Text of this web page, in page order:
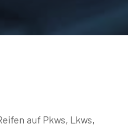
auf Pkws, Lkws,